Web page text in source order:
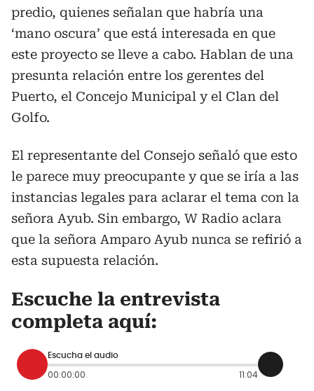
predio, quienes señalan que habría una
‘mano oscura’ que está interesada en que
este proyecto se lleve a cabo. Hablan de una
presunta relación entre los gerentes del
Puerto, el Concejo Municipal y el Clan del
Golfo.
El representante del Consejo señaló que esto
le parece muy preocupante y que se iría a las
instancias legales para aclarar el tema con la
señora Ayub. Sin embargo, W Radio aclara
que la señora Amparo Ayub nunca se refirió a
esta supuesta relación.
Escuche la entrevista
completa aquí:
Escucha el audio
00:00:00 11:04